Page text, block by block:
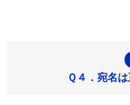
Ｑ４．宛名